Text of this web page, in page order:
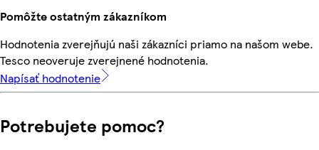
Pomôžte ostatným zákazníkom
Hodnotenia zverejňujú naši zákazníci priamo na našom webe.
Tesco neoveruje zverejnené hodnotenia.
Napísať hodnotenie
Potrebujete pomoc?